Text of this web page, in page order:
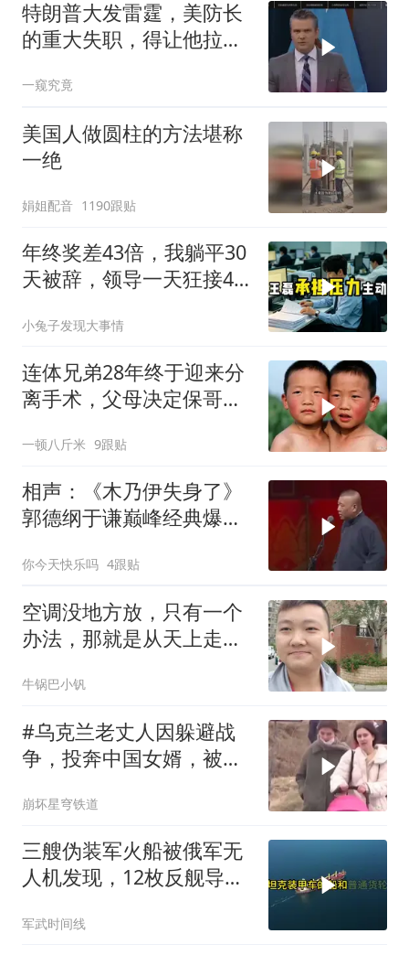
特朗普大发雷霆，美防长
的重大失职，得让他拉下
一窥究竟
美国人做圆柱的方法堪称
一绝
娟姐配音 1190跟贴
年终奖差43倍，我躺平30
天被辞，领导一天狂接47
小兔子发现大事情
连体兄弟28年终于迎来分
离手术，父母决定保哥
一顿八斤米 9跟贴
相声：《木乃伊失身了》
郭德纲于谦巅峰经典爆笑
你今天快乐吗 4跟贴
空调没地方放，只有一个
办法，那就是从天上走，
牛锅巴小钒
#乌克兰老丈人因躲避战
争，投奔中国女婿，被眼
崩坏星穹铁道
三艘伪装军火船被俄军无
人机发现，12枚反舰导弹
遭重锤
军武时间线